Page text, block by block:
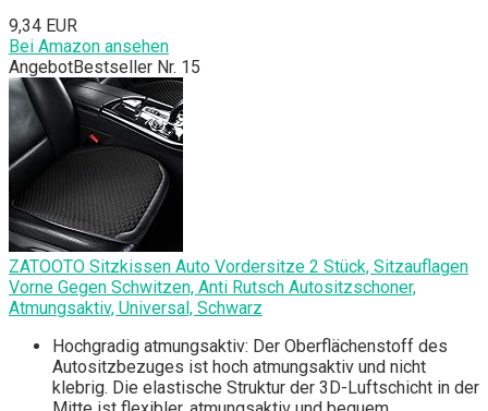
9,34 EUR
Bei Amazon ansehen
AngebotBestseller Nr. 15
ZATOOTO Sitzkissen Auto Vordersitze 2 Stück, Sitzauflagen
Vorne Gegen Schwitzen, Anti Rutsch Autositzschoner,
Atmungsaktiv, Universal, Schwarz
Hochgradig atmungsaktiv: Der Oberflächenstoff des
Autositzbezuges ist hoch atmungsaktiv und nicht
klebrig. Die elastische Struktur der 3D-Luftschicht in der